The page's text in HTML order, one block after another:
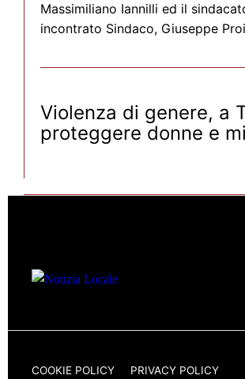
Massimiliano Iannilli ed il
incontrato Sindaco, Giuseppe
Violenza di genere, a
proteggere donne e
COOKIE POLICY PRIVACY POLICY